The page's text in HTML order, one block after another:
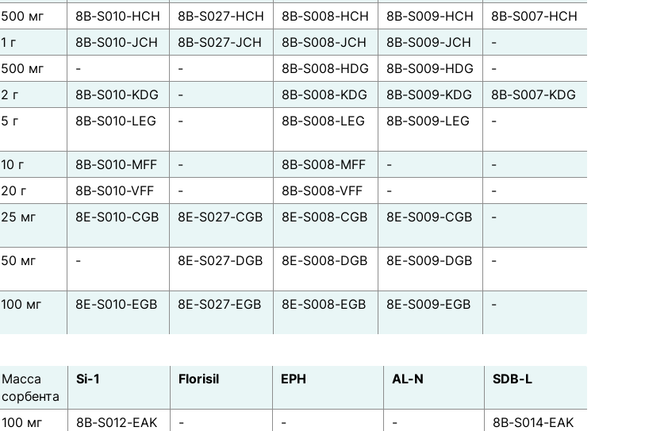
500 мг 8B-S010-HCH 8B-S027-HCH 8B-S008-HCH 8B-S009-HCH
8B-S007-HCH
1 г
8B-S010-JCH 8B-S027-JCH 8B-S008-JCH 8B-S009-JCH
-
500 мг - - 8B-S008-HDG 8B-S009-HDG
-
2 г
8B-S010-KDG - 8B-S008-KDG 8B-S009-KDG
8B-S007-KDG
5 г 8B-S010-LEG - 8B-S008-LEG 8B-S009-LEG -
10 г 8B-S010-MFF - 8B-S008-MFF -
-
20 г
8B-S010-VFF - 8B-S008-VFF -
-
25 мг 8E-S010-CGB 8E-S027-CGB 8E-S008-CGB 8E-S009-CGB -
50 мг - 8E-S027-DGB 8E-S008-DGB 8E-S009-DGB -
100 мг 8E-S010-EGB 8E-S027-EGB 8E-S008-EGB 8E-S009-EGB -
Масса
сорбента
Si-1 Florisil EPH AL-N SDB-L
100 мг 8B-S012-EAK - - - 8B-S014-EAK